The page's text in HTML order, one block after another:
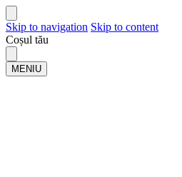
Skip to navigation Skip to content
Coșul tău
MENIU